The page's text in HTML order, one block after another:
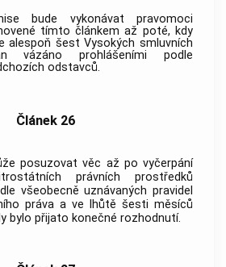
bude vykonávat pravomoci
tímto článkem až poté, kdy
alespoň šest Vysokých smluvních
vázáno prohlášeními podle
odstavců.
Článek 26
posuzovat věc až po vyčerpání
právních prostředků
všeobecně uznávaných pravidel
práva a ve lhůtě šesti měsíců
bylo přijato konečné rozhodnutí.